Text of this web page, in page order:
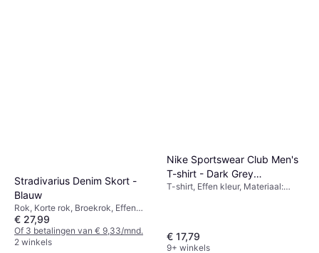
Stradivarius Denim Skort -
Blauw
Rok, Korte rok, Broekrok, Effen
kleur, Materiaal: Denim
€ 27,99
Of 3 betalingen van € 9,33/mnd.
2 winkels
Nike Sportswear Club Men's
T-shirt - Dark Grey
Heather/Black
T-shirt, Effen kleur, Materiaal:
€ 17,79
9+ winkels